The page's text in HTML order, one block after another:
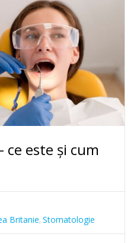
este și cum
Britanie, Stomatologie